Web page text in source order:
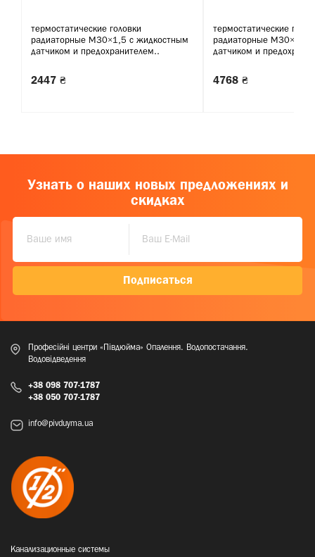
термостатические головки
радиаторные М30×1,5 с жидкостным
датчиком и предохранителем..
2447 ₴
термостатические
радиаторные М30×1,5
датчиком и
4768 ₴
Узнать о наших новых предложениях и
скидках
Подписаться
Професійні центри «Півдюйма» Опалення. Водопостачання.
Водовідведення
+38 098 707-1787
+38 050 707-1787
info@pivduyma.ua
Канализационные системы